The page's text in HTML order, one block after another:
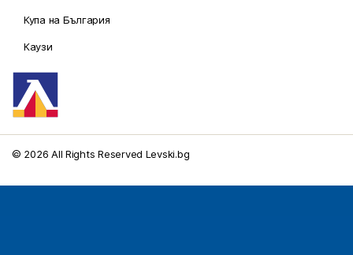
Купа на България
Каузи
© 2026 All Rights Reserved Levski.bg